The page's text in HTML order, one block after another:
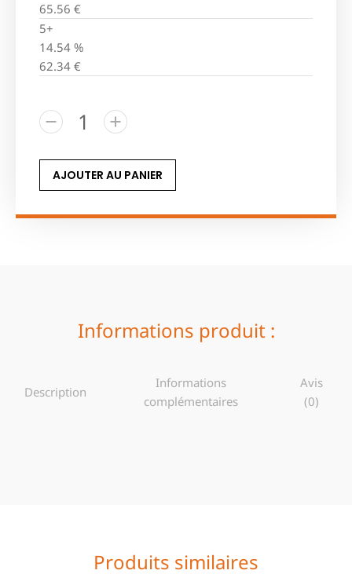
65.56 €
5+
14.54 %
62.34 €
AJOUTER AU PANIER
Informations produit :
Description
Informations
complémentaires
Avis
(0)
Produits similaires